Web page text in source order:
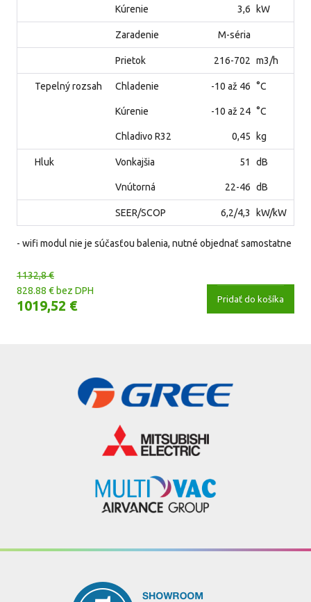
Kúrenie 3,6 kW
Zaradenie M-séria
Prietok 216-702 m3/h
Tepelný rozsah Chladenie -10 až 46 °C
Kúrenie -10 až 24 °C
Chladivo R32 0,45 kg
Hluk Vonkajšia 51 dB
Vnútorná 22-46 dB
SEER/SCOP 6,2/4,3 kW/kW
- wifi modul nie je súčasťou balenia, nutné objednať samostatne
1132,8 €
828.88 € bez DPH
1019,52 € Pridať do košíka